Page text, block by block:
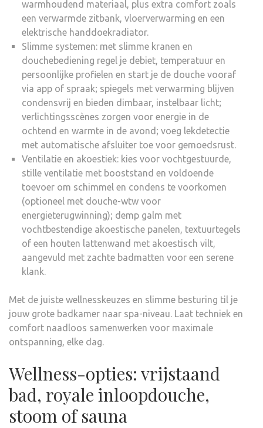
warmhoudend materiaal, plus extra comfort zoals
een verwarmde zitbank, vloerverwarming en een
elektrische handdoekradiator.
Slimme systemen: met slimme kranen en
douchebediening regel je debiet, temperatuur en
persoonlijke profielen en start je de douche vooraf
via app of spraak; spiegels met verwarming blijven
condensvrij en bieden dimbaar, instelbaar licht;
verlichtingsscènes zorgen voor energie in de
ochtend en warmte in de avond; voeg lekdetectie
met automatische afsluiter toe voor gemoedsrust.
Ventilatie en akoestiek: kies voor vochtgestuurde,
stille ventilatie met booststand en voldoende
toevoer om schimmel en condens te voorkomen
(optioneel met douche-wtw voor
energieterugwinning); demp galm met
vochtbestendige akoestische panelen, textuurtegels
of een houten lattenwand met akoestisch vilt,
aangevuld met zachte badmatten voor een serene
klank.
Met de juiste wellnesskeuzes en slimme besturing til je
jouw grote badkamer naar spa-niveau. Laat techniek en
comfort naadloos samenwerken voor maximale
ontspanning, elke dag.
Wellness-opties: vrijstaand
bad, royale inloopdouche,
stoom of sauna